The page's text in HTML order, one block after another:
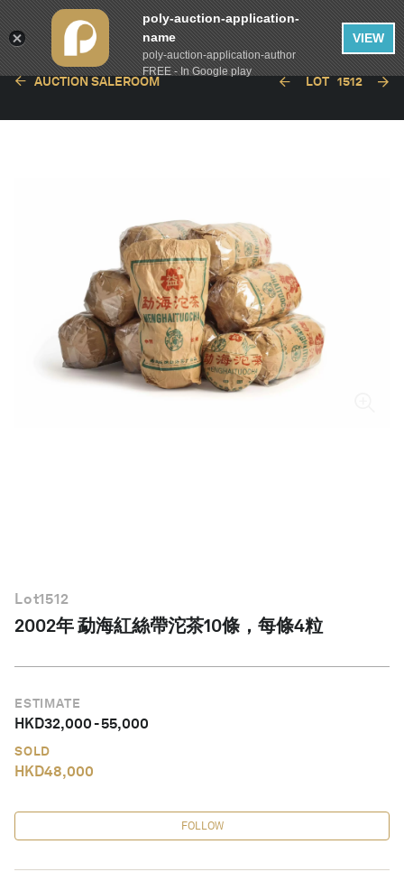
AUCTION SALEROOM LOT 1512
Lot1512
2002年 勐海紅絲帶沱茶10條，每條4粒
ESTIMATE
HKD32,000-55,000
SOLD
HKD48,000
FOLLOW
poly-auction-application-
name
poly-auction-application-author
FREE - In Google play
VIEW